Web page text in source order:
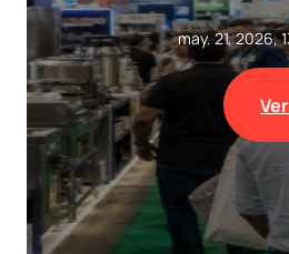
may. 21, 2026,